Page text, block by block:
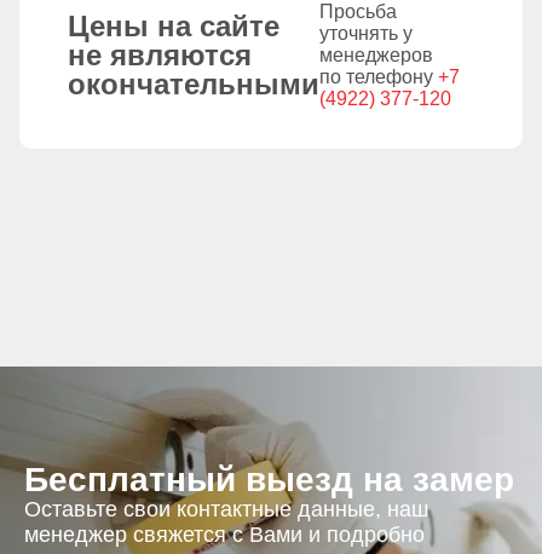
Цены на сайте
не являются
окончательными
Просьба
уточнять у
менеджеров
по телефону +7
(4922) 377-120
Бесплатный выезд на замер
Оставьте свои контактные данные, наш
менеджер свяжется с Вами и подробно